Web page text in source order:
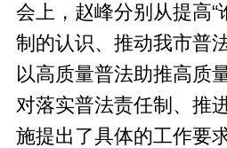
会上，赵峰分别从提高“
制的认识、推动我市普
以高质量普法助推高质
对落实普法责任制、推
施提出了具体的工作要求